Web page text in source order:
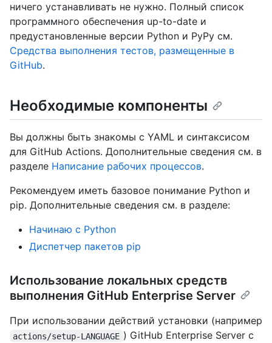
ничего устанавливать не нужно. Полный список
программного обеспечения up-to-date и
предустановленные версии Python и PyPy см.
Средства выполнения тестов, размещенные в
GitHub.
Необходимые компоненты
Вы должны быть знакомы с YAML и синтаксисом
для GitHub Actions. Дополнительные сведения см. в
разделе Написание рабочих процессов.
Рекомендуем иметь базовое понимание Python и
pip. Дополнительные сведения см. в разделе:
Начинаю с Python
Диспетчер пакетов pip
Использование локальных средств
выполнения GitHub Enterprise Server
При использовании действий установки (например
actions/setup-LANGUAGE ) GitHub Enterprise Server с